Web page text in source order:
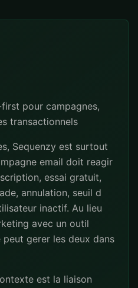
pour campagnes,
transactionnels
Sequenzy est surtout
email doit reagir
essai gratuit,
annulation, seuil d
inactif. Au lieu
avec un outil
gerer les deux dans
est la liaison